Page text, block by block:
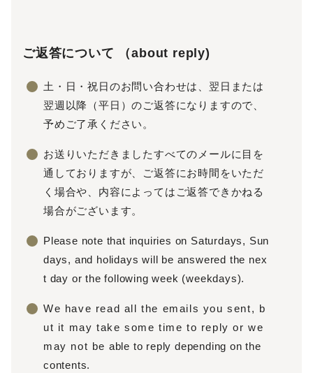
ご返答について （about reply)
土・日・祝日のお問い合わせは、翌日または
翌週以降（平日）のご返答になりますので、
予めご了承ください。
お送りいただきましたすべてのメールに目を
通しておりますが、ご返答にお時間をいただ
く場合や、内容によってはご返答できかねる
場合がございます。
Please note that inquiries on Saturdays, Sun
days, and holidays will be answered the nex
t day or the following week (weekdays).
We have read all the emails you sent, b
ut it may take some time to reply or we
may not be able to reply depending on the
contents.